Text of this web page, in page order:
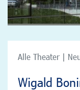
Alle Theater |
Wigald